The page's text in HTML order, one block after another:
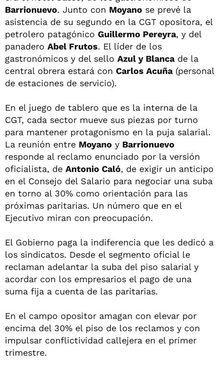
Barrionuevo. Junto con Moyano se prevé la
asistencia de su segundo en la CGT opositora, el
petrolero patagónico Guillermo Pereyra, y del
panadero Abel Frutos. El líder de los
gastronómicos y del sello Azul y Blancade la
central obrera estará con Carlos Acuña(personal
de estaciones de servicio).
En el juego de tablero que es la interna de la
CGT, cada sector mueve sus piezas por turno
para mantener protagonismo en la puja salarial.
La reunión entre Moyano y Barrionuevo
responde al reclamo enunciado por la versión
oficialista, de Antonio Caló, de exigir un anticipo
en el Consejo del Salario para negociar una suba
en torno al 30% como orientación para las
próximas paritarias. Un número que en el
Ejecutivo miran con preocupación.
El Gobierno paga la indiferencia que les dedicó a
los sindicatos. Desde el segmento oficial le
reclaman adelantar la suba del piso salarial y
acordar con los empresarios el pago de una
suma fija a cuenta de las paritarias.
En el campo opositor amagan con elevar por
encima del 30% el piso de los reclamos y con
impulsar conflictividad callejera en el primer
trimestre.